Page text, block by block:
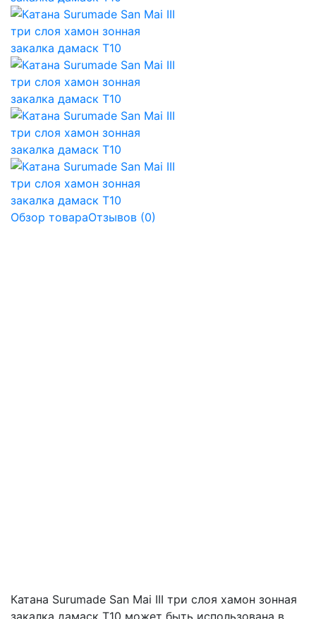
Обзор товараОтзывов (0)
Катана Surumade San Mai III три слоя хамон зонная
закалка дамаск T10 может быть использована в